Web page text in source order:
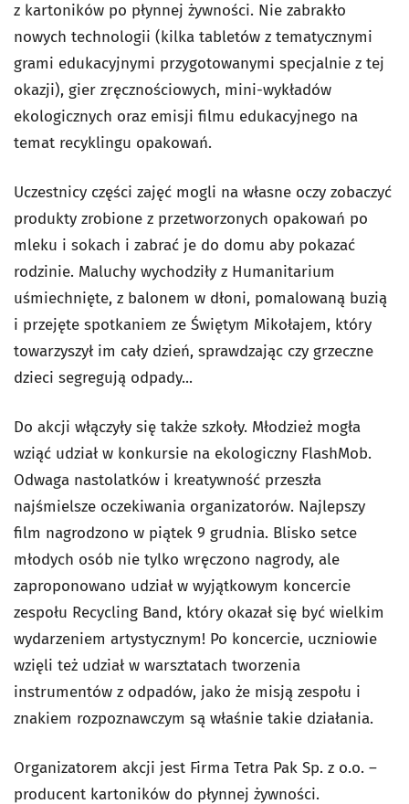
z kartoników po płynnej żywności. Nie zabrakło
nowych technologii (kilka tabletów z tematycznymi
grami edukacyjnymi przygotowanymi specjalnie z tej
okazji), gier zręcznościowych, mini-wykładów
ekologicznych oraz emisji filmu edukacyjnego na
temat recyklingu opakowań.
Uczestnicy części zajęć mogli na własne oczy zobaczyć
produkty zrobione z przetworzonych opakowań po
mleku i sokach i zabrać je do domu aby pokazać
rodzinie. Maluchy wychodziły z Humanitarium
uśmiechnięte, z balonem w dłoni, pomalowaną buzią
i przejęte spotkaniem ze Świętym Mikołajem, który
towarzyszył im cały dzień, sprawdzając czy grzeczne
dzieci segregują odpady...
Do akcji włączyły się także szkoły. Młodzież mogła
wziąć udział w konkursie na ekologiczny FlashMob.
Odwaga nastolatków i kreatywność przeszła
najśmielsze oczekiwania organizatorów. Najlepszy
film nagrodzono w piątek 9 grudnia. Blisko setce
młodych osób nie tylko wręczono nagrody, ale
zaproponowano udział w wyjątkowym koncercie
zespołu Recycling Band, który okazał się być wielkim
wydarzeniem artystycznym! Po koncercie, uczniowie
wzięli też udział w warsztatach tworzenia
instrumentów z odpadów, jako że misją zespołu i
znakiem rozpoznawczym są właśnie takie działania.
Organizatorem akcji jest Firma Tetra Pak Sp. z o.o. –
producent kartoników do płynnej żywności.